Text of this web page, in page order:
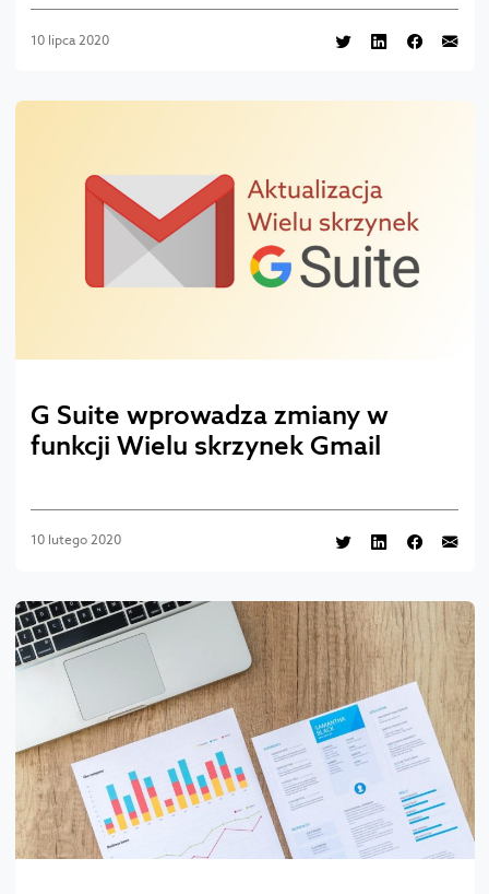
10 lipca 2020
G Suite wprowadza zmiany w
funkcji Wielu skrzynek Gmail
10 lutego 2020